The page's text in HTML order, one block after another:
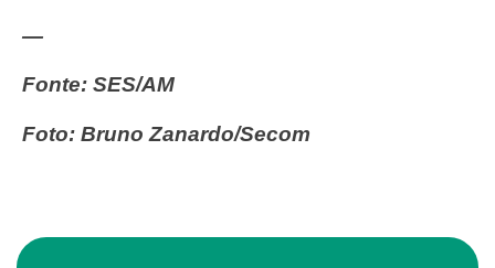
—
Fonte: SES/AM
Foto: Bruno Zanardo/Secom